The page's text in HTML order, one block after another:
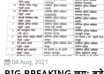
04 Aug, 2021